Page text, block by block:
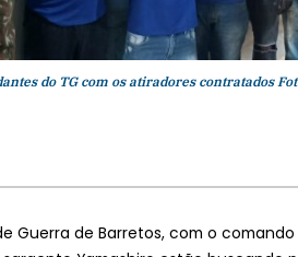
do TG com os atiradores contratados
Guerra de Barretos, com o